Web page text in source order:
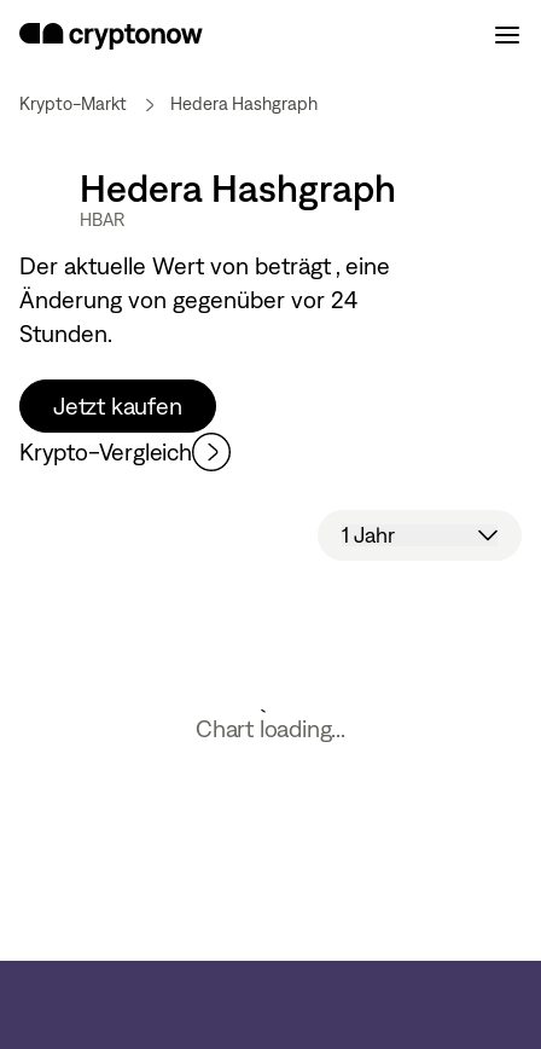
Krypto-Markt Hedera Hashgraph
Hedera Hashgraph
HBAR
Der aktuelle Wert von beträgt, eine
Änderung von gegenüber vor 24
Stunden.
Jetzt kaufen
Krypto-Vergleich
1 Jahr
Chart loading...